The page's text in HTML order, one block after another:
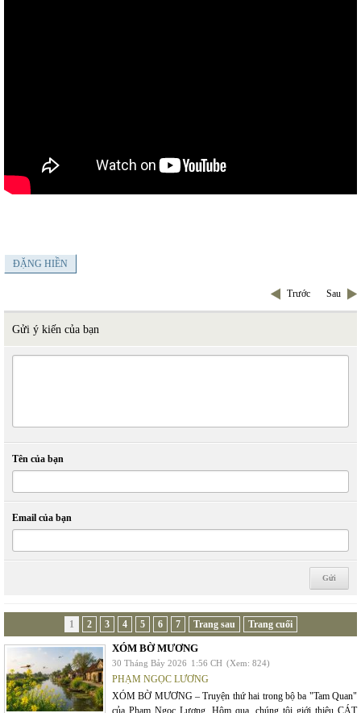
ĐẶNG HIỀN
Trước Sau
Gửi ý kiến của bạn
Tên của bạn
Email của bạn
1 2 3 4 5 6 7 Trang sau Trang cuối
XÓM BỜ MƯƠNG
30 Tháng Bảy 2026 1:56 CH (Xem: 824)
PHẠM NGỌC LƯƠNG
XÓM BỜ MƯƠNG – Truyện thứ hai trong bộ ba "Tam Quan"